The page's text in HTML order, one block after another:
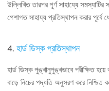
উল্লিখিত তারপর পূর্ণ সাহায্যে
পেশাগত সাহায্য প্রতিস্থাপন করার পূর্বে
4. হার্ড ডিস্ক প্রতিস্থাপন
হার্ড ডিস্ক পুঙ্খানুপুঙ্খভাবে পরীক্ষিত
বাড়ে নিচের পদ্ধতি অনুসরণ করে নিশ্চিত